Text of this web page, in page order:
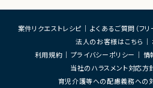
・詳細設計書、テスト仕様書等のドキュメント
作成
・成果物レビューおよび品質管理
・開発メンバーへの技術支援、進捗管理
・少人数体制でのプロジェクト推進
案件リクエストレシピ よくあるご質問（フリ
法人のお客様はこちら
利用規約
プライバシーポリシー
情
当社のハラスメント対応方
育児介護等への配慮義務への